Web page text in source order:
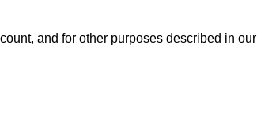
and for other purposes described in our